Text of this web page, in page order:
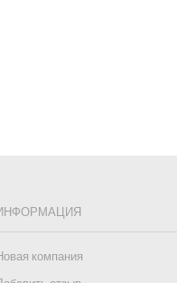
компания